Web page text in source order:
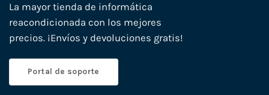
La mayor tienda de informática
reacondicionada con los mejores
precios. ¡Envíos y devoluciones gratis!
Portal de soporte